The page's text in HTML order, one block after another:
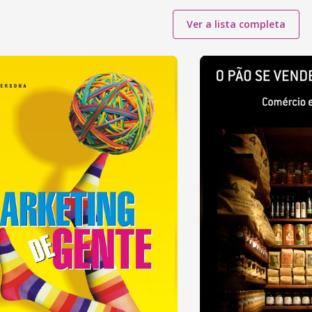
Ver a lista completa